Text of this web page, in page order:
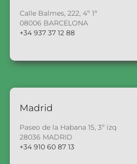
Calle Balmes, 222, 4º 1ª
08006 BARCELONA
+34 937 37 12 88
Madrid
Paseo de la Habana 15, 3º izq
28036 MADRID
+34 910 60 87 13